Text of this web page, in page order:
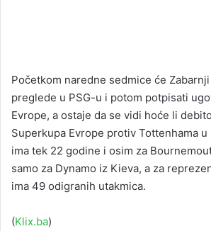
Početkom naredne sedmice će
preglede u PSG-u i potom potpisati
Evrope, a ostaje da se vidi hoće li
Superkupa Evrope protiv Tottenhama
ima tek 22 godine i osim za
samo za Dynamo iz Kieva, a za
ima 49 odigranih utakmica.
(Klix.ba)